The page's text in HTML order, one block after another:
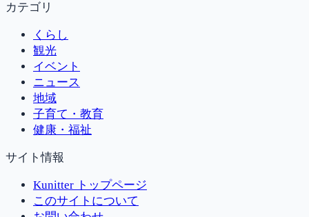
カテゴリ
くらし
観光
イベント
ニュース
地域
子育て・教育
健康・福祉
サイト情報
Kunitter トップページ
このサイトについて